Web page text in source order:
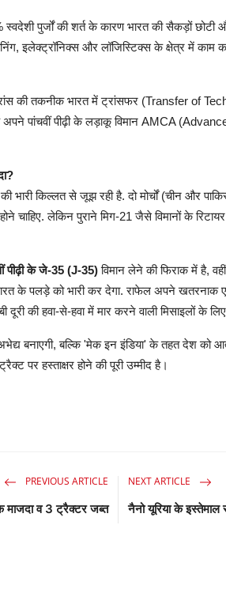
स्वदेशी पुर्जों की शर्त के कारण भारत की सैकड़ों
इलेक्ट्रॉनिक्स और लॉजिस्टिक्स के क्षेत्र में
की तकनीक भारत में ट्रांसफर (Transfer of
अपने पांचवीं पीढ़ी के लड़ाकू विमान AMCA
भारी किल्लत से जूझ रही है. दो मोर्चों (चीन और
चाहिए. लेकिन पुराने मिग-21 जैसे विमानों के
पीढ़ी के जे-35 (J-35)विमान लेने की फिराक में है,
के पलड़े को भारी कर देगा. राफेल अपने
की हवा-से-हवा में मार करने वाली मिसाइलों के लिए
बनाएगी, बल्कि 'मेक इन इंडिया' के तहत देश को
पर हस्ताक्षर होने की पूरी उम्मीद है।
PREVIOUS ARTICLE
व 3 ट्रैक्टर जब्त
NEXT ARTICLE
नैनो यूरिया के इस्तेमाल